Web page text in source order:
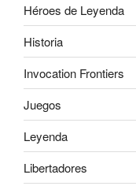
Héroes de Leyenda
Historia
Invocation Frontiers
Juegos
Leyenda
Libertadores